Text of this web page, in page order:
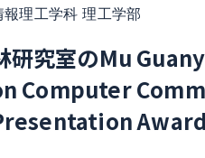
報理工学科 理工学部
研究室のMu
Computer
Award